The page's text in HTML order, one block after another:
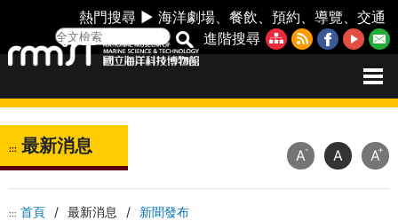
熱門搜尋 ►海洋劇場 、餐飲 、預約 、導覽 、交通
進階搜尋
::: 最新消息
::: 首頁 / 最新消息 / 新聞發布
A- A A+